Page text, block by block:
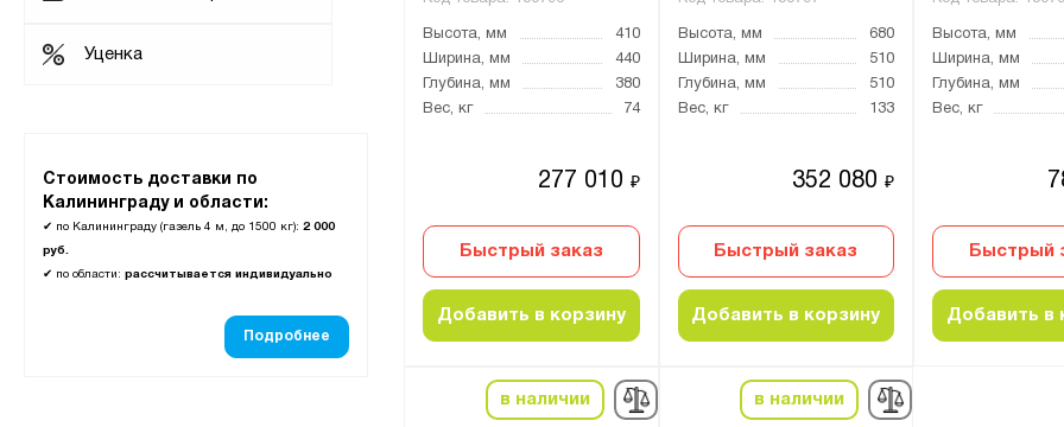
Уценка
Стоимость доставки по
Калининграду и области:
✔ по Калининграду (газель 4 м, до 1500 кг): 2 000
руб.
✔ по области: рассчитывается индивидуально
Подробнее
Высота, мм
410
Ширина, мм
440
Глубина, мм
380
Вес, кг
74
277 010 ₽
Быстрый заказ
Добавить в корзину
Высота, мм
680
Ширина, мм
510
Глубина, мм
510
Вес, кг
133
352 080₽
Быстрый заказ
Добавить в корзину
Высота, мм
Ширина, мм
Глубина, мм
Вес, кг
Быстрый
Добавить в
в наличии в наличии